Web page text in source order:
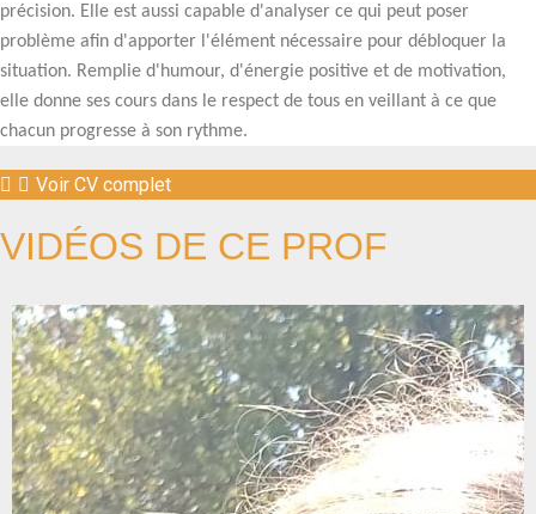
précision. Elle est aussi capable d'analyser ce qui peut poser
problème afin d'apporter l'élément nécessaire pour débloquer la
situation. Remplie d'humour, d'énergie positive et de motivation,
elle donne ses cours dans le respect de tous en veillant à ce que
chacun progresse à son rythme.
Voir CV complet
VIDÉOS DE CE PROF